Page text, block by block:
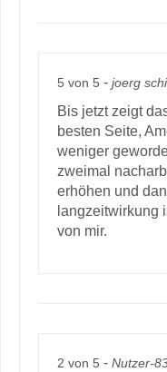
5 von 5 - joerg
Bis jetzt zeigt
besten Seite,
weniger
zweimal
erhöhen und
langzeitwirkung
von mir.
2 von 5 - Nutzer-